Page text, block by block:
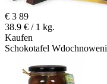
€ 3 89
38.9 € / 1 kg.
Kaufen
Schokotafel